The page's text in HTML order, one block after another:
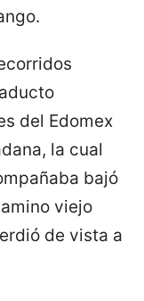
del Edomex
la cual
bajó
viejo
de vista a